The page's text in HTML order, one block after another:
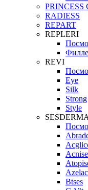
PRINCESS
RADIESS
REPART
REPLERI
REVI
Eye
Silk
Strong
Style
SESDERMA
Azelac
Btses